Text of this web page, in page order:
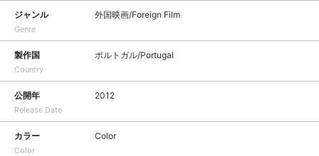
ジャンル
Genre
外国映画/Foreign Film
製作国
Country
ポルトガル/Portugal
公開年
Release Date
2012
カラー
Color
Color